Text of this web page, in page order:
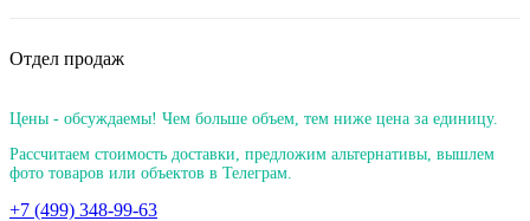
Отдел продаж
Цены - обсуждаемы! Чем больше объем, тем ниже цена за единицу.
Рассчитаем стоимость доставки, предложим альтернативы, вышлем
фото товаров или объектов в Телеграм.
+7 (499) 348-99-63